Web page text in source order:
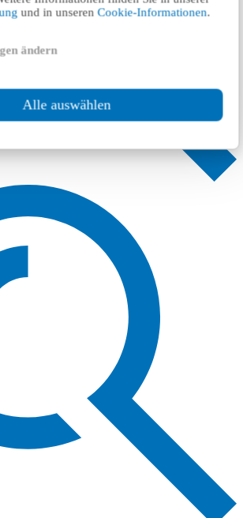
und in unserenCookie-Informationen.
ändern
Alle auswählen